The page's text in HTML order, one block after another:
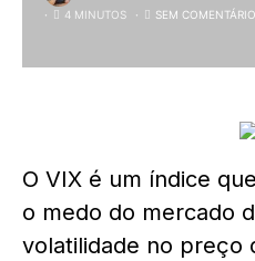
4 MINUTOS
SEM
O VIX é um índice
o medo do mercado
volatilidade no preço